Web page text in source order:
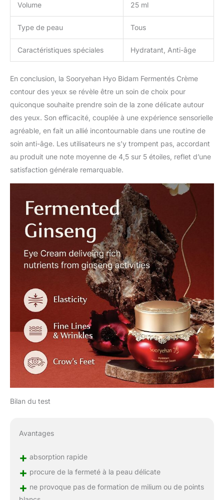
Volume 25 ml
Type de peau Tous
Caractéristiques spéciales Hydratant, Anti-âge
En conclusion, la Sooryehan Hyo Bidam Fermentés Crème
contour des yeux se révèle être un soin de choix pour
quiconque souhaite prendre soin de la zone délicate autour
des yeux. Son efficacité, couplée à une expérience sensorielle
agréable, en fait un allié incontournable dans une routine de
soin anti-âge. Les utilisateurs ne s’y trompent pas, accordant
au produit une note moyenne de 4,5 sur 5 étoiles, reflet d’une
satisfaction générale remarquable.
Bilan du test
Avantages
+ absorption rapide
+ procure de la fermeté à la peau délicate
+ ne provoque pas de formation de milium ou de points